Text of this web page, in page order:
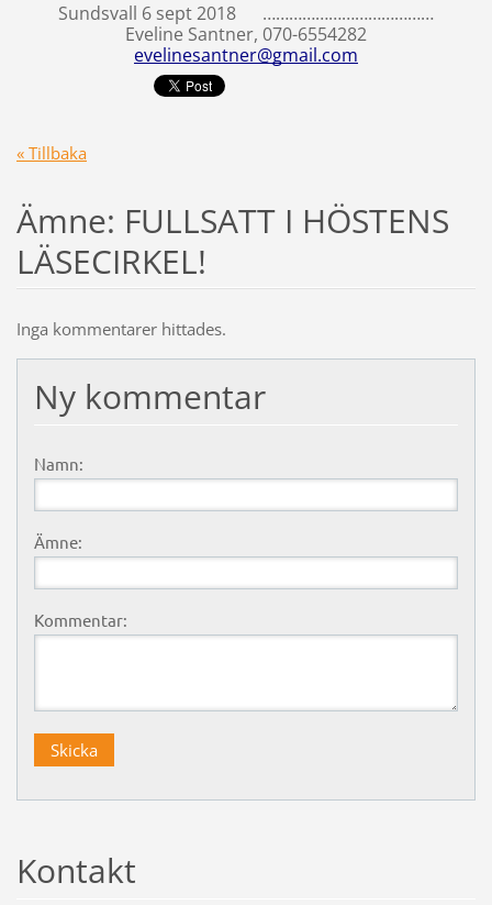
Sundsvall 6 sept 2018      …………………………………
Eveline Santner, 070-6554282
evelinesantner@gmail.com
« Tillbaka
Ämne: FULLSATT I HÖSTENS
LÄSECIRKEL!
Inga kommentarer hittades.
Ny kommentar
Namn:
Ämne:
Kommentar:
Kontakt